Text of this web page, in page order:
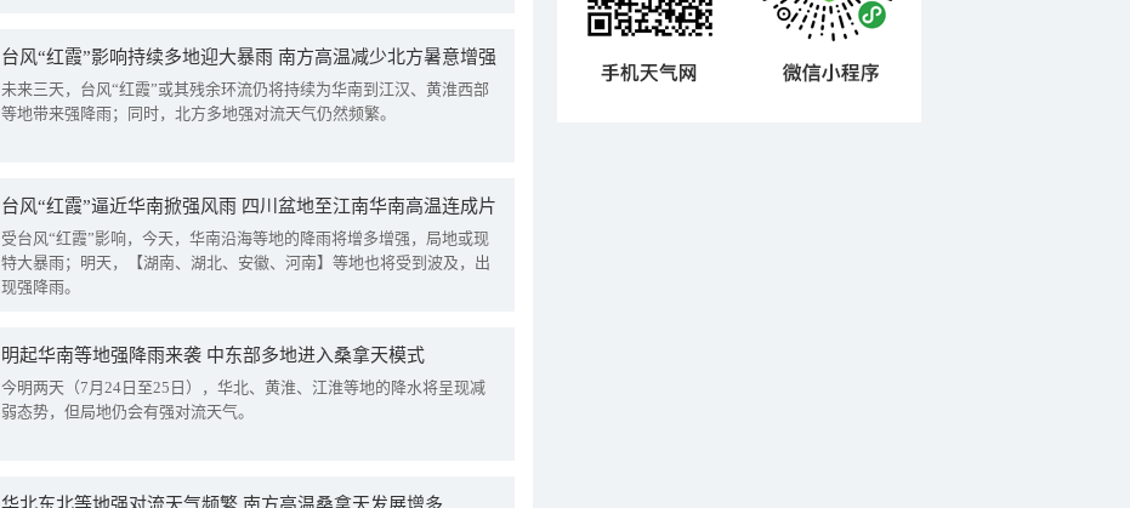
台风“红霞”影响持续多地迎大暴雨 南方高温减少北方暑意增强
未来三天，台风“红霞”或其残余环流仍将持续为华南到江汉、黄淮西部
等地带来强降雨；同时，北方多地强对流天气仍然频繁。
台风“红霞”逼近华南掀强风雨 四川盆地至江南华南高温连成片
受台风“红霞”影响，今天，华南沿海等地的降雨将增多增强，局地或现
特大暴雨；明天，【湖南、湖北、安徽、河南】等地也将受到波及，出
现强降雨。
明起华南等地强降雨来袭 中东部多地进入桑拿天模式
今明两天（7月24日至25日），华北、黄淮、江淮等地的降水将呈现减
弱态势，但局地仍会有强对流天气。